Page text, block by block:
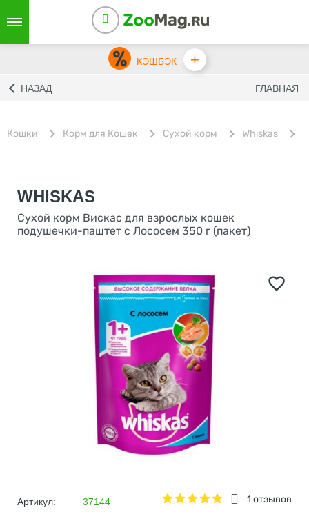
КЭШБЭК +
НАЗАД ГЛАВНАЯ
Кошки Корм для Кошек Сухой корм Whiskas
WHISKAS
Сухой корм Вискас для взрослых кошек
подушечки-паштет с Лососем 350 г (пакет)
1 отзывов
Артикул: 37144